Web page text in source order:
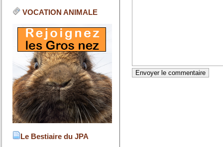
VOCATION ANIMALE
Le Bestiaire du JPA